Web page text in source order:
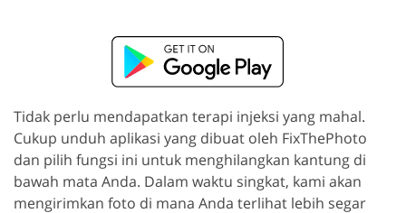
Tidak perlu mendapatkan terapi injeksi yang mahal.
Cukup unduh aplikasi yang dibuat oleh FixThePhoto
dan pilih fungsi ini untuk menghilangkan kantung di
bawah mata Anda. Dalam waktu singkat, kami akan
mengirimkan foto di mana Anda terlihat lebih segar